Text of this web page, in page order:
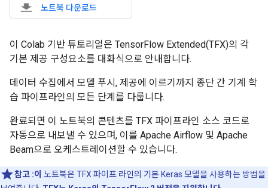
노트북 다운로드
이 Colab 기반 튜토리얼은 TensorFlow Extended(TFX)의 각
기본 제공 구성요소를 대화식으로 안내합니다.
데이터 수집에서 모델 푸시, 제공에 이르기까지 종단 간 기계 학
습 파이프라인의 모든 단계를 다룹니다.
완료되면 이 노트북의 콘텐츠를 TFX 파이프라인 소스 코드로
자동으로 내보낼 수 있으며, 이를 Apache Airflow 및 Apache
Beam으로 오케스트레이션할 수 있습니다.
참고 :이 노트북은 TFX 파이프 라인의 기본 Keras 모델을 사용하는 방법을